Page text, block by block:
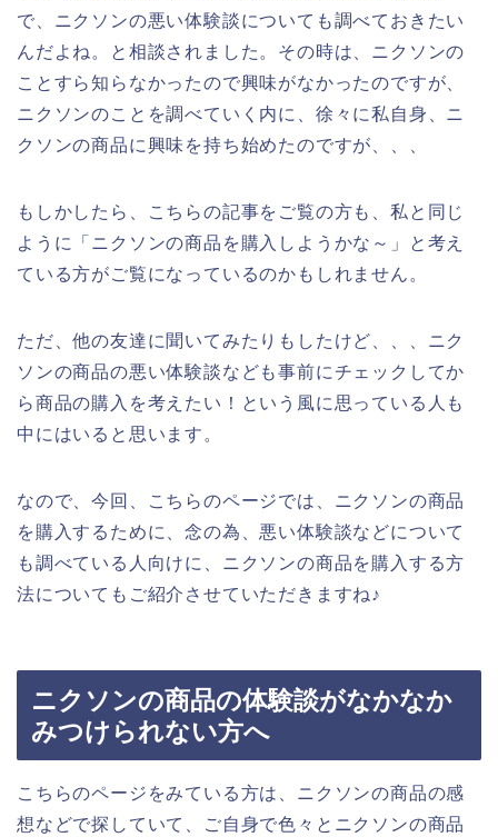
で、ニクソンの悪い体験談についても調べておきたい
んだよね。と相談されました。その時は、ニクソンの
ことすら知らなかったので興味がなかったのですが、
ニクソンのことを調べていく内に、徐々に私自身、ニ
クソンの商品に興味を持ち始めたのですが、、、
もしかしたら、こちらの記事をご覧の方も、私と同じ
ように「ニクソンの商品を購入しようかな～」と考え
ている方がご覧になっているのかもしれません。
ただ、他の友達に聞いてみたりもしたけど、、、ニク
ソンの商品の悪い体験談なども事前にチェックしてか
ら商品の購入を考えたい！という風に思っている人も
中にはいると思います。
なので、今回、こちらのページでは、ニクソンの商品
を購入するために、念の為、悪い体験談などについて
も調べている人向けに、ニクソンの商品を購入する方
法についてもご紹介させていただきますね♪
ニクソンの商品の体験談がなかなか
みつけられない方へ
こちらのページをみている方は、ニクソンの商品の感
想などで探していて、ご自身で色々とニクソンの商品